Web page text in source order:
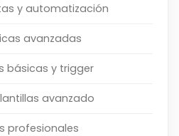
y automatización
avanzadas
básicas y trigger
avanzado
profesionales